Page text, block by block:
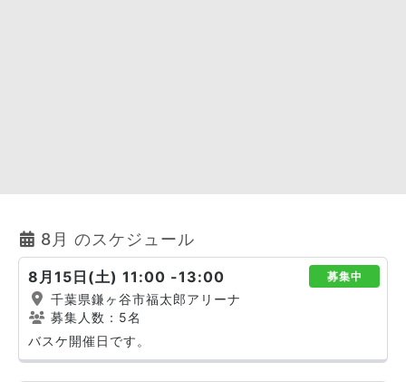
8月 のスケジュール
8月15日(土) 11:00 -13:00 募集中
千葉県鎌ヶ谷市福太郎アリーナ
募集人数：5名
バスケ開催日です。